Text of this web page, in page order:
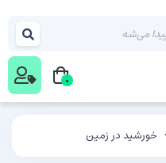
خورشید در زمین
0